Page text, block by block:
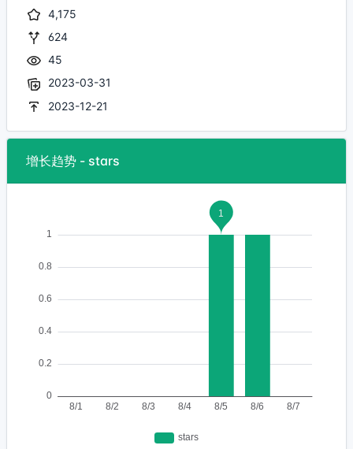
4,175
624
45
2023-03-31
2023-12-21
增长趋势 - stars